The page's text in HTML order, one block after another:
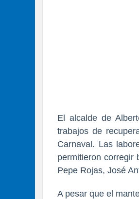
El alcalde de
trabajos de
Carnaval. Las
permitieron corregir
Pepe Rojas, José
A pesar que el